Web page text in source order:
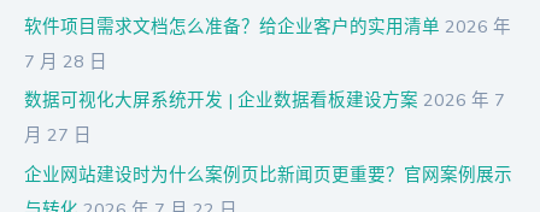
软件项目需求文档怎么准备？给企业客户的实用清单 2026 年
7 月 28 日
数据可视化大屏系统开发 | 企业数据看板建设方案 2026 年 7
月 27 日
企业网站建设时为什么案例页比新闻页更重要？官网案例展示